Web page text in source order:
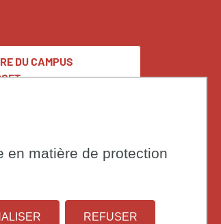
en matière de protection
REFUSER
DU CAMPUS
publics